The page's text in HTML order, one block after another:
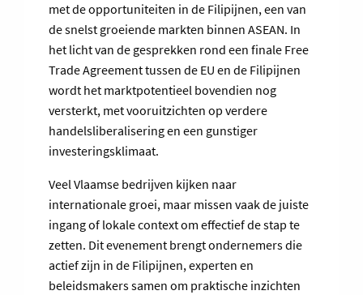
met de opportuniteiten in de Filipijnen, een van
de snelst groeiende markten binnen ASEAN. In
het licht van de gesprekken rond een finale Free
Trade Agreement tussen de EU en de Filipijnen
wordt het marktpotentieel bovendien nog
versterkt, met vooruitzichten op verdere
handelsliberalisering en een gunstiger
investeringsklimaat.
Veel Vlaamse bedrijven kijken naar
internationale groei, maar missen vaak de juiste
ingang of lokale context om effectief de stap te
zetten. Dit evenement brengt ondernemers die
actief zijn in de Filipijnen, experten en
beleidsmakers samen om praktische inzichten